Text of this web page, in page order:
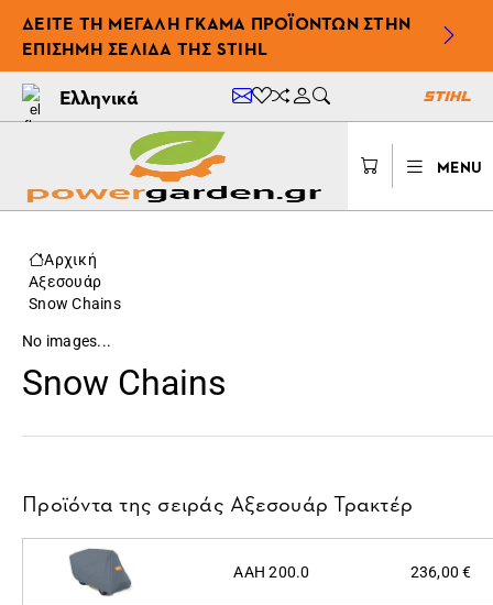
ΔΕΊΤΕ ΤΗ ΜΕΓΆΛΗ ΓΚΆΜΑ ΠΡΟΪΌΝΤΩΝ ΣΤΗΝ
ΕΠΊΣΗΜΗ ΣΕΛΊΔΑ ΤΗΣ STIHL
Ελληνικά
MENU
Αρχική
Αξεσουάρ
Snow Chains
No images...
Snow Chains
Προϊόντα της σειράς Αξεσουάρ Τρακτέρ
AAH 200.0 236,00 €